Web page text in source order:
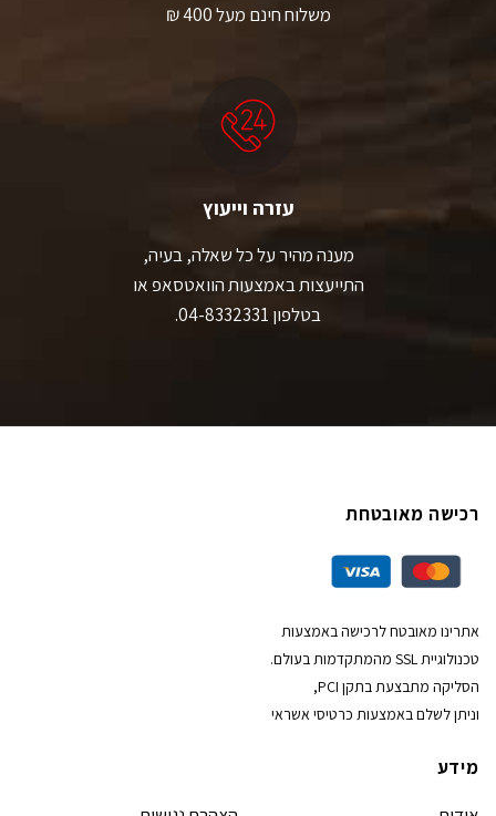
משלוח חינם מעל 400 ₪
עזרה וייעוץ
מענה מהיר על כל שאלה, בעיה,
התייעצות באמצעות הוואטסאפ או
בטלפון 04-8332331.
רכישה מאובטחת
אתרינו מאובטח לרכישה באמצעות
טכנולוגיית SSL מהמתקדמות בעולם.
הסליקה מתבצעת בתקן PCI,
וניתן לשלם באמצעות כרטיסי אשראי
מידע